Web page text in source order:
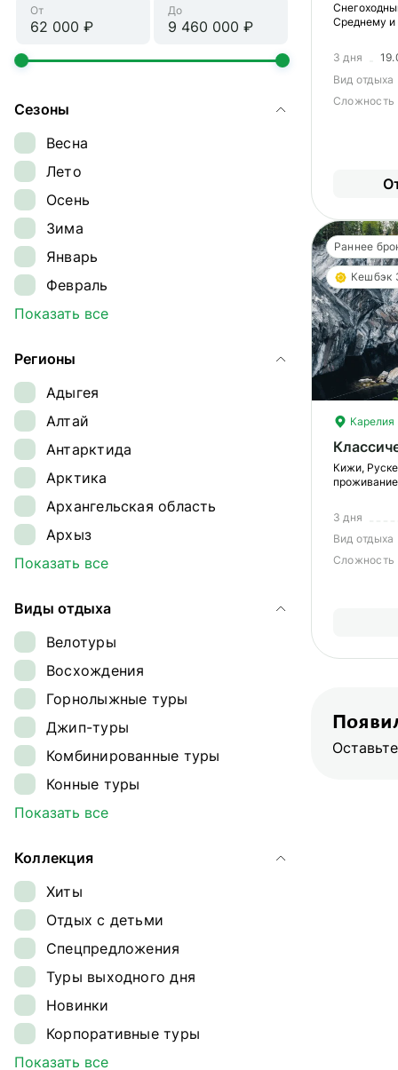
От До
Сезоны
Весна
Лето
Осень
Зима
Январь
Февраль
Март
Май
Июнь
Июль
Август
Сентябрь
Октябрь
Ноябрь
Декабрь
Показать все
Регионы
Адыгея
Алтай
Антарктида
Арктика
Архангельская область
Архыз
Байкал
Восточный Саян
Дагестан
Ингушетия
Кавказ
Калининградская область
Камчатка
Карелия
Кольский полуостров
Ненецкий автономный округ
Плато Путорана
Приморье
Самарская область
Показать все
Виды отдыха
Велотуры
Восхождения
Горнолыжные туры
Джип-туры
Комбинированные туры
Конные туры
Круизы
Обзорные туры
Ретрит-туры
Сплавы
Треккинг
Туры на квадроциклах
Туры на снегоходах
Туры на собачьих упряжках
Показать все
Коллекция
Хиты
Отдых с детьми
Спецпредложения
Туры выходного дня
Новинки
Корпоративные туры
Гастрономические туры
Показать все
Среднему
3 дня
Вид отдыха
Сложность
Раннее
Кешбэк
Карелия
Кижи,
3 дня
Вид отдыха
Сложность